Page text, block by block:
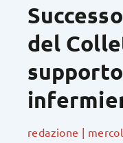
del
redazione |